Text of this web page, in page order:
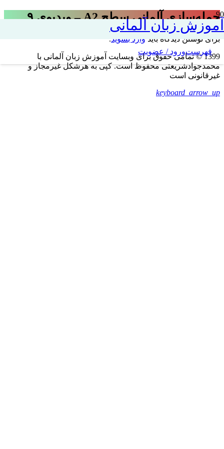
آموزش زبان آلمانی
فهرستورود / عضویت
جمله‌سازی آلمانی سطح A2 – ویدیوی ۹
برای نوشتن دیدگاه باید وارد بشوید.
1399 © تمامی حقوق برای وبسایت آموزش زبان آلمانی با
محمدجوادشریعتی محفوظ است. کپی به هرشکل غیرمجاز و
غیرقانونی است
keyboard_arrow_up